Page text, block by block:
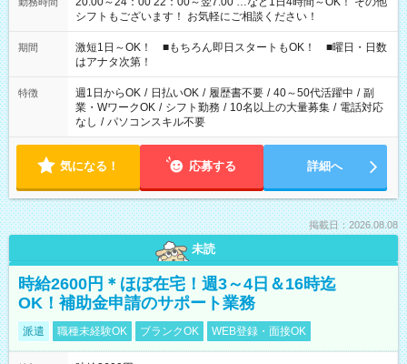
シフトもございます！ お気軽にご相談ください！
期間
激短1日～OK！ ■もちろん即日スタートもOK！ ■曜日・日数
はアナタ次第！
特徴 週1日からOK / 日払いOK / 履歴書不要 / 40～50代活躍中 / 副
業・WワークOK / シフト勤務 / 10名以上の大量募集 / 電話対応
なし / パソコンスキル不要
気になる！ 応募する 詳細へ
掲載日：2026.08.08
未読
時給2600円＊ほぼ在宅！週3～4日＆16時迄
OK！補助金申請のサポート業務
派遣 職種未経験OK ブランクOK WEB登録・面接OK